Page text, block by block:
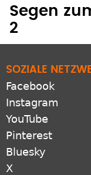
Segen
2
SOZIALE
Facebook
Instagram
YouTube
Pinterest
Bluesky
X